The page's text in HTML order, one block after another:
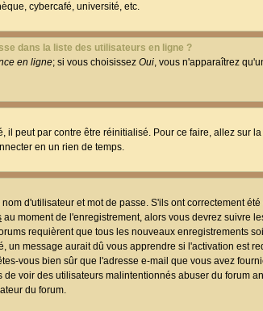
cybercafé, université, etc.
dans la liste des utilisateurs en ligne ?
en ligne; si vous choisissez Oui, vous n'apparaîtrez
il peut par contre être réinitialisé. Pour ce faire, allez sur
en un rien de temps.
d'utilisateur et mot de passe. S'ils ont correctement
au moment de l'enregistrement, alors vous devrez suivre
requièrent que tous les nouveaux enregistrements
un message aurait dû vous apprendre si l'activation est
vous bien sûr que l'adresse e-mail que vous avez
voir des utilisateurs malintentionnés abuser du forum
du forum.